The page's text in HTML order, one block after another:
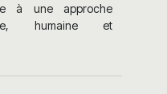
à une approche
humaine et